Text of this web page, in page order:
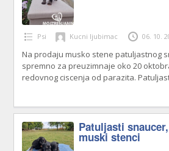
Psi Kucni ljubimac 06. 10.
Na prodaju musko stene patuljastnog
spremno za preuzimnaje oko 20
redovnog ciscenja od parazita.
Patuljasti snaucer,
muski stenci